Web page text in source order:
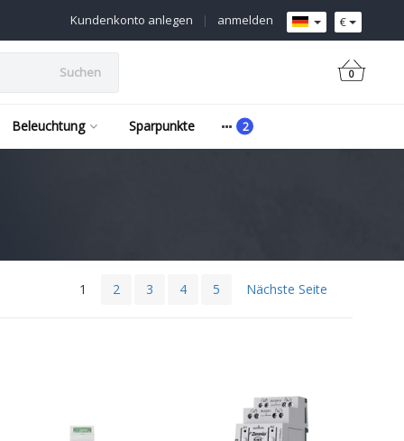
€
anmelden
|
Kundenkonto anlegen
Suchen 0
Beleuchtung Sparpunkte
1 2 3 4 5 Nächste Seite